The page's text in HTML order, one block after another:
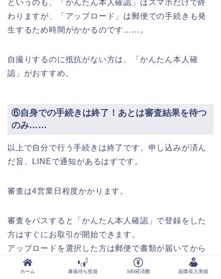
というのも、「かんたん本人確認」はスマホだけで終
わりますが、「アップロード」は郵便での手続きも発
生するため時間がかかるのです……。
自撮りするのに抵抗がない方は、「かんたん本人確
認」がおすすめ。
⑥自身での手続きは終了！あとは審査結果を待つ
のみ……
以上で自分で行う手続きは終了です。申し込みが済ん
だ旨、LINEで通知があるはずです。
審査は4営業日程度かかります。
審査をパスすると「かんたん本人確認」で登録をした
方はすぐにお取引が開始できます。
アップロードを選択した方は郵便で書類が届いてから
となるので注意です。
ホーム 暴落待ち投資 SBI経済圏 副業収入実績